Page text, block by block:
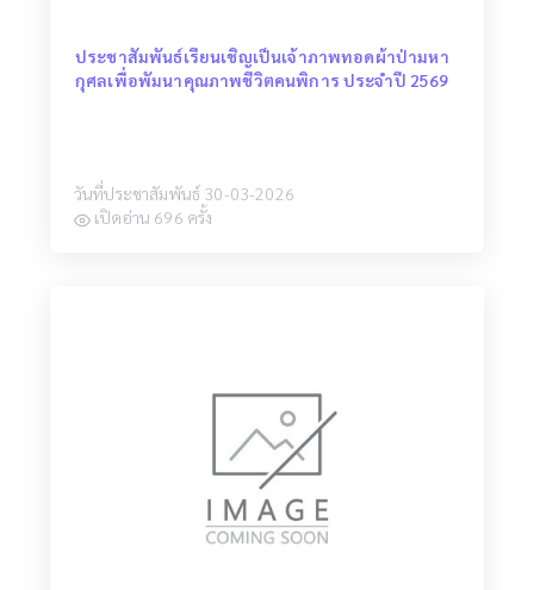
ประชาสัมพันธ์เรียนเชิญเป็นเจ้าภาพทอดผ้าป่ามหา
กุศลเพื่อพัมนาคุณภาพชีวิตคนพิการ ประจำปี 2569
วันที่ประชาสัมพันธ์ 30-03-2026
เปิดอ่าน 696 ครั้ง